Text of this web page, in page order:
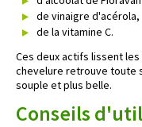
de vinaigre d'acérola,
de la vitamine C.
Ces deux actifs lissent
chevelure retrouve toute
souple et plus belle.
Conseils